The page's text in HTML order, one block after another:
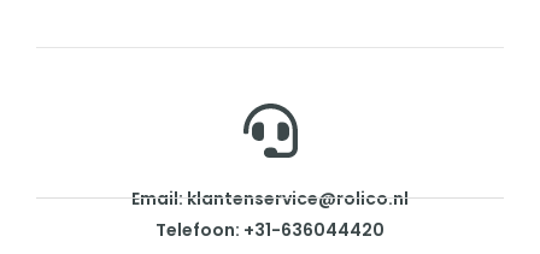
Email: klantenservice@rolico.nl
Telefoon: +31-636044420